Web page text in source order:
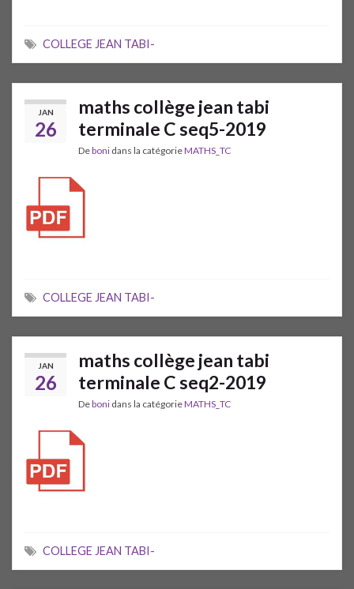
COLLEGE JEAN TABI-
JAN
26
maths collège jean tabi
terminale C seq5-2019
Deboni dans la catégorieMATHS_TC
COLLEGE JEAN TABI-
JAN
26
maths collège jean tabi
terminale C seq2-2019
Deboni dans la catégorieMATHS_TC
COLLEGE JEAN TABI-